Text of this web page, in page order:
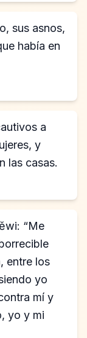
sus asnos,
había en
a
y
las casas.
“Me
entre los
yo
mí y
yo y mi